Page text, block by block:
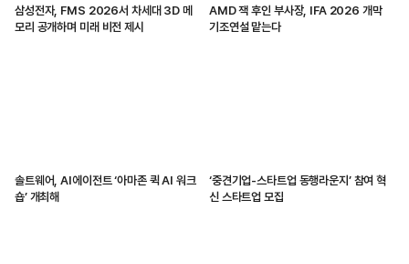
삼성전자, FMS 2026서 차세대 3D 메
모리 공개하며 미래 비전 제시
AMD 잭 후인 부사장, IFA 2026 개막
기조연설 맡는다
솔트웨어, AI에이전트 ‘아마존 퀵 AI 워크
숍’ 개최해
‘중견기업-스타트업 동행라운지’ 참여 혁
신 스타트업 모집